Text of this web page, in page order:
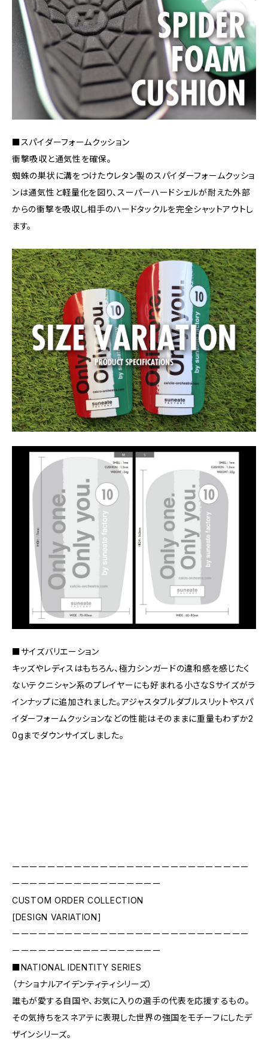
■スパイダーフォームクッション
衝撃吸収と通気性を確保。
蜘蛛の巣状に溝をつけたウレタン製のスパイダーフォームクッショ
ンは通気性と軽量化を図り、スーパーハードシェルが耐えた外部
からの衝撃を吸収し相手のハードタックルを完全シャットアウトし
ます。
■サイズバリエーション
キッズやレディスはもちろん、極力シンガードの違和感を感じたく
ないテクニシャン系のプレイヤーにも好まれる小さなSサイズがラ
インナップに追加されました。アジャスタブルダブルスリットやスパ
イダーフォームクッションなどの性能はそのままに重量もわずか2
0gまでダウンサイズしました。
ーーーーーーーーーーーーーーーーーーーーーーーーーーー
ーーーーーーーーーーーーーーーーー
CUSTOM ORDER COLLECTION
[DESIGN VARIATION]
ーーーーーーーーーーーーーーーーーーーーーーーーーーー
ーーーーーーーーーーーーーーーーー
■NATIONAL IDENTITY SERIES
（ナショナルアイデンティティシリーズ）
誰もが愛する自国や、お気に入りの選手の代表を応援するもの。
その気持ちをスネアテに表現した世界の強国をモチーフにしたデ
ザインシリーズ。